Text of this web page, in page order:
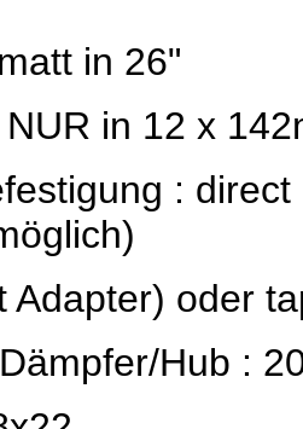
in 26"
in 12 x
:
Adapter) oder
Hub :